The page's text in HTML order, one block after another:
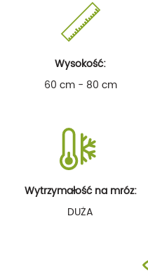
Wysokość:
60 cm - 80 cm
Wytrzymałość na mróz:
DUŻA